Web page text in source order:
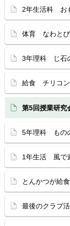
2年生活科 お
体育 なわとび
3年理科 じ石
給食 チリコン
第5回授業研究
5年理科 もの
1年生活 風で
とんかつが給
最後のクラブ